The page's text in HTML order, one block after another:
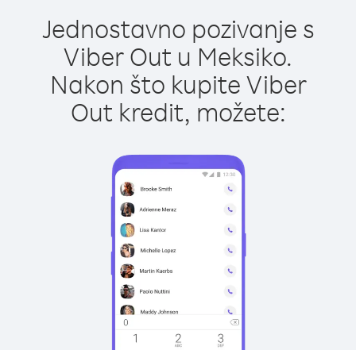
Jednostavno pozivanje s
Viber Out u Meksiko.
Nakon što kupite Viber
Out kredit, možete: